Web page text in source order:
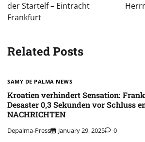
der Startelf – Eintracht
Frankfurt
Related Posts
SAMY DE PALMA NEWS
Kroatien verhindert Sensation:
Desaster 0,3 Sekunden vor Schluss
NACHRICHTEN
Depalma-Press January 29, 2025 0